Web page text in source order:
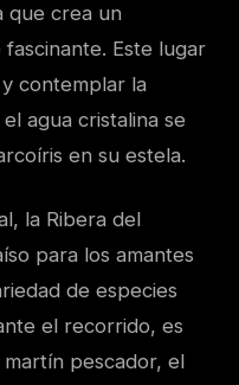
que crea un
Este lugar
contemplar la
agua cristalina se
en su estela.
la Ribera del
para los amantes
de especies
el recorrido, es
pescador, el